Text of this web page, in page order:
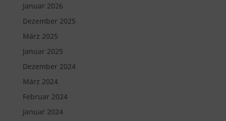
Januar 2026
Dezember 2025
März 2025
Januar 2025
Dezember 2024
März 2024
Februar 2024
Januar 2024